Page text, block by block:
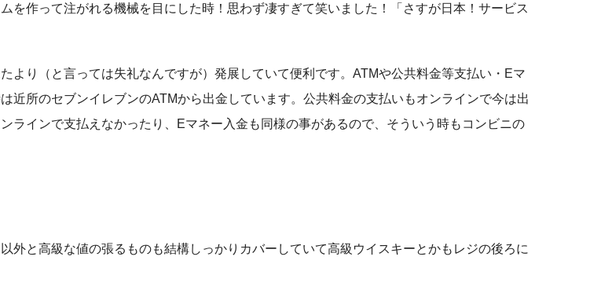
を作って注がれる機械を目にした時！思わず凄すぎて笑いました！「さすが日本！サービス
より（と言っては失礼なんですが）発展していて便利です。ATMや公共料金等支払い・Eマ
近所のセブンイレブンのATMから出金しています。公共料金の支払いもオンラインで今は出
ラインで支払えなかったり、Eマネー入金も同様の事があるので、そういう時もコンビニの
外と高級な値の張るものも結構しっかりカバーしていて高級ウイスキーとかもレジの後ろに